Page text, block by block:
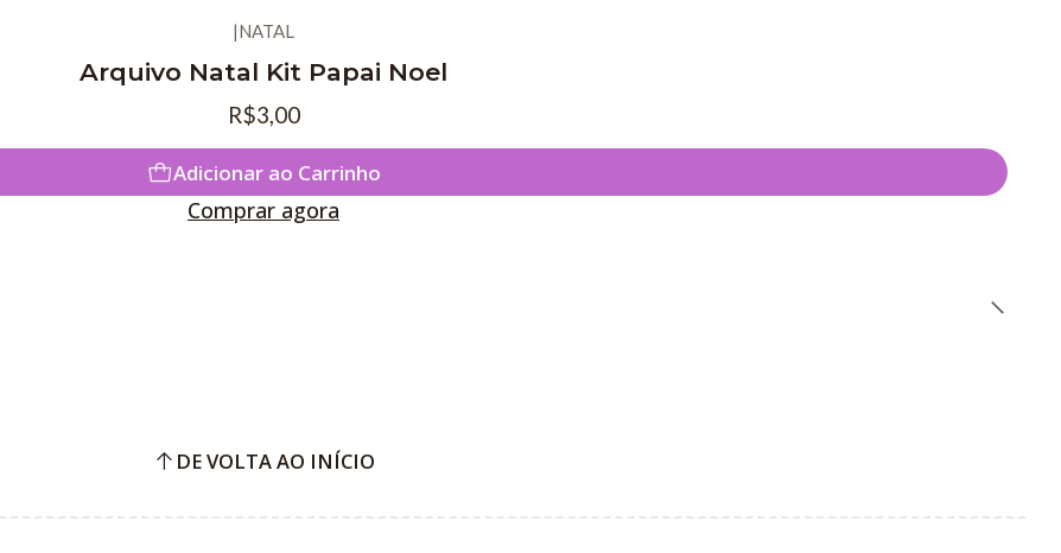
|NATAL
Arquivo Natal Kit Papai Noel
R$3,00
Adicionar ao Carrinho
Comprar agora
DE VOLTA AO INÍCIO